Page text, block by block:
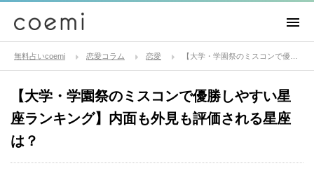
無料占いcoemi 恋愛コラム 恋愛
【大学・学園祭のミスコンで優勝しやすい星
座ランキング】内面も外見も評価される星座
は？